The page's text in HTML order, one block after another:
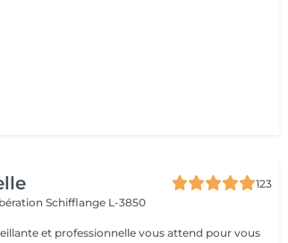
123
Schifflange L-3850
et professionnelle vous attend pour vous